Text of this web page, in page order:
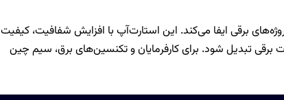
برقی ایفا می‌کند. این استارت‌آپ با افزایش شفافیت،
تبدیل شود. برای کارفرمایان و تکنسین‌های برق، سیم چین